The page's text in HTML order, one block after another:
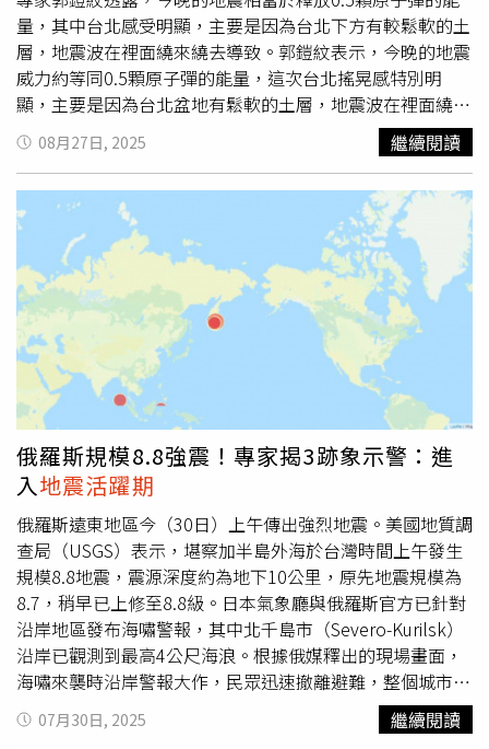
期 。郭鎧紋也提到，菲律賓宿霧島（Cebu）近海在9月30日
晚間才剛發生規模6.9強震，僅隔10天南部又爆出規模7.4地
震，足見該國板塊活動頻繁、地質壓力高度集中。另據中央
氣象署指出，震央位於菲律賓民答那峨島東側海域，震源深
度58.1公里。雖然地震一度引發海嘯預警，但目前對台灣不
構成威脅，仍提醒民眾注意外電資訊及官方公告，特別是後
續海浪與餘震可能引發的災損風險。
量，其中台北感受明顯，主要是因為台北下方有較鬆軟的土
層，地震波在裡面繞來繞去導致。郭鎧紋表示，今晚的地震
威力約等同0.5顆原子彈的能量，這次台北搖晃感特別明
顯，主要是因為台北盆地有鬆軟的土層，地震波在裡面繞來
繞去，導致感受較強。他先前曾提到，自2021年以來，全
球尚未出現規模8以上地震，直到俄羅斯堪察加半島上月底
發生規模芮氏8.8地震，象徵地震活動將邁入新一波活躍
期。郭鎧紋提出3項預警指標，分別為「規模7地震先行發
生」、「南北極區出現異常地震活動」以及「1個月內全球
規模6地震超過13起」。根據觀測，今年以來全球已發生90
起規模6以上地震，規模6到7地震非常頻繁，均符合上述預
測條件。他提醒，進入地震活躍期後，未來數月全球可能頻
繁出現規模8以上地震，民眾應提高警覺。針對今晚的地
震，地震測報中心主任吳健富說明，這起地震是菲律賓海板
塊往歐亞大陸板塊隱沒所造成，初步判定為獨立事件，並非
連鎖型群震。由於震源較深，屬於典型深層地震，雖不易造
成大規模破壞，但規模偏大，北部震感特別強烈。他進一步
指出，花蓮外海一帶為主要隱沒帶，未來仍可能出現不同深
度的地震；至於是否會有餘震，仍須持續觀測分析。
08月27日, 2025 繼續閱讀
俄羅斯規模8.8強震！專家揭3跡象示警：進
入地震活躍期
俄羅斯遠東地區今（30日）上午傳出強烈地震。美國地質調
查局（USGS）表示，堪察加半島外海於台灣時間上午發生
規模8.8地震，震源深度約為地下10公里，原先地震規模為
8.7，稍早已上修至8.8級。日本氣象廳與俄羅斯官方已針對
沿岸地區發布海嘯警報，其中北千島市（Severo-Kurilsk）
沿岸已觀測到最高4公尺海浪。根據俄媒釋出的現場畫面，
海嘯來襲時沿岸警報大作，民眾迅速撤離避難，整個城市陷
入緊急戒備狀態。目前當局尚未通報重大災情或人員傷亡，
但警戒尚未解除。針對這起強震，地震專家郭鎧紋表示，此
07月30日, 2025 繼續閱讀